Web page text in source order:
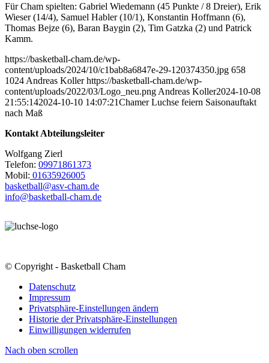
Für Cham spielten: Gabriel Wiedemann (45 Punkte / 8 Dreier), Erik
Wieser (14/4), Samuel Habler (10/1), Konstantin Hoffmann (6),
Thomas Bejze (6), Baran Baygin (2), Tim Gatzka (2) und Patrick
Kamm.
https://basketball-cham.de/wp-
content/uploads/2024/10/c1bab8a6847e-29-120374350.jpg 658
1024 Andreas Koller https://basketball-cham.de/wp-
content/uploads/2022/03/Logo_neu.png Andreas Koller2024-10-08
21:55:142024-10-10 14:07:21Chamer Luchse feiern Saisonauftakt
nach Maß
Kontakt Abteilungsleiter
Wolfgang Zierl
Telefon: 09971861373
Mobil: 01635926005
basketball@asv-cham.de
info@basketball-cham.de
© Copyright - Basketball Cham
Datenschutz
Impressum
Privatsphäre-Einstellungen ändern
Historie der Privatsphäre-Einstellungen
Einwilligungen widerrufen
Nach oben scrollen